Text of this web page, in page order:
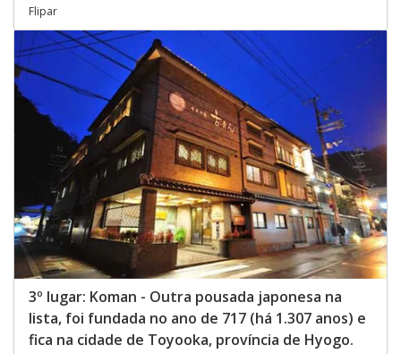
Flipar
3º lugar: Koman - Outra pousada japonesa na
lista, foi fundada no ano de 717 (há 1.307 anos) e
fica na cidade de Toyooka, província de Hyogo.